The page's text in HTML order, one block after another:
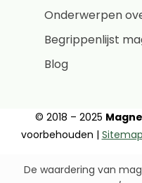
Onderwerpen
Begrippenlijst
Blog
© 2018 – 2025
voorbehouden | Sitemap
De waardering van